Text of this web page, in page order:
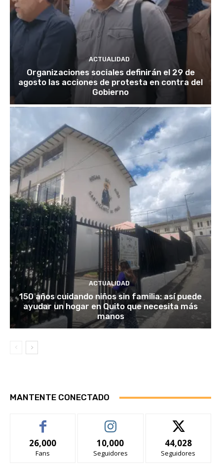
ACTUALIDAD
Organizaciones sociales definirán el 29 de
agosto las acciones de protesta en contra del
Gobierno
ACTUALIDAD
150 años cuidando niños sin familia: así puede
ayudar un hogar en Quito que necesita más
manos
MANTENTE CONECTADO
26,000
Fans
10,000
Seguidores
44,028
Seguidores